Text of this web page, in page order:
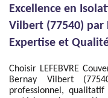
Excellence en
Vilbert (77540) par
Expertise et
Choisir LEFEBVRE
Bernay Vilbert
professionnel,